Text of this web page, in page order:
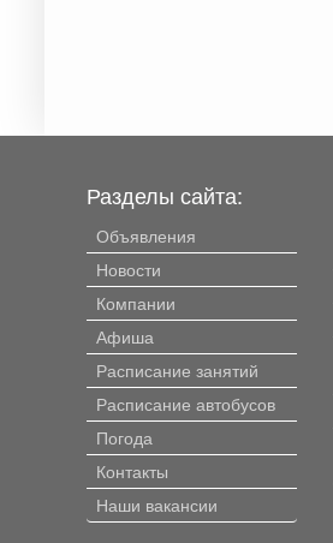
Разделы сайта:
Объявления
Новости
Компании
Афиша
Расписание занятий
Расписание автобусов
Погода
Контакты
Наши вакансии